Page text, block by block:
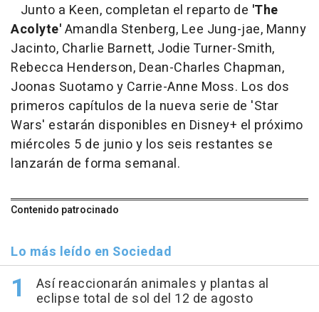
Junto a Keen, completan el reparto de 'The
Acolyte'Amandla Stenberg, Lee Jung-jae, Manny
Jacinto, Charlie Barnett, Jodie Turner-Smith,
Rebecca Henderson, Dean-Charles Chapman,
Joonas Suotamo y Carrie-Anne Moss. Los dos
primeros capítulos de la nueva serie de 'Star
Wars' estarán disponibles en Disney+ el próximo
miércoles 5 de junio y los seis restantes se
lanzarán de forma semanal.
Contenido patrocinado
Lo más leído en Sociedad
Así reaccionarán animales y plantas al
eclipse total de sol del 12 de agosto